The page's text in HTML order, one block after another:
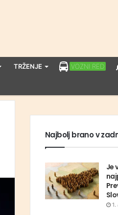
TRŽENJE LPP
VOZNI RED
Najbolj brano v
Je
1.